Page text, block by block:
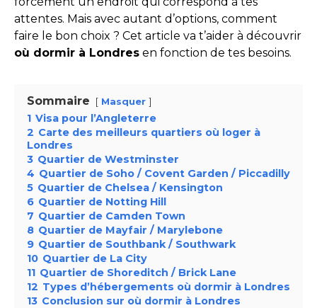
attentes. Mais avec autant d’options, comment
faire le bon choix ? Cet article va t’aider à découvrir
où dormir à Londres en fonction de tes besoins.
Sommaire Masquer
1 Visa pour l’Angleterre
2 Carte des meilleurs quartiers où loger à
Londres
3 Quartier de Westminster
4 Quartier de Soho / Covent Garden / Piccadilly
5 Quartier de Chelsea / Kensington
6 Quartier de Notting Hill
7 Quartier de Camden Town
8 Quartier de Mayfair / Marylebone
9 Quartier de Southbank / Southwark
10 Quartier de La City
11 Quartier de Shoreditch / Brick Lane
12 Types d’hébergements où dormir à Londres
13 Conclusion sur où dormir à Londres